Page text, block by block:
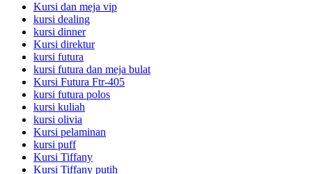
Kursi dan meja vip
kursi dealing
kursi dinner
Kursi direktur
kursi futura
kursi futura dan meja bulat
Kursi Futura Ftr-405
kursi futura polos
kursi kuliah
kursi olivia
Kursi pelaminan
kursi puff
Kursi Tiffany
Kursi Tiffany putih